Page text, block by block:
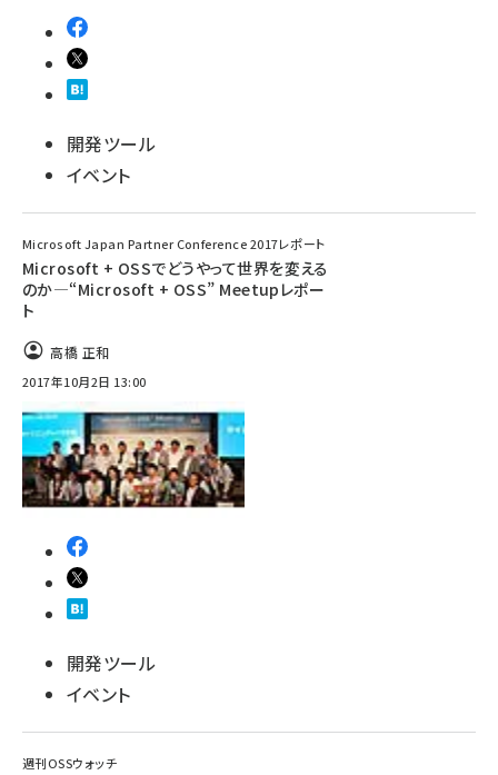
開発ツール
イベント
Microsoft Japan Partner Conference 2017レポート
Microsoft + OSSでどうやって世界を変える
のか―“Microsoft + OSS” Meetupレポー
ト
高橋 正和
2017年10月2日 13:00
開発ツール
イベント
週刊OSSウォッチ